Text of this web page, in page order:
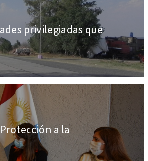
privilegiadas que
a la